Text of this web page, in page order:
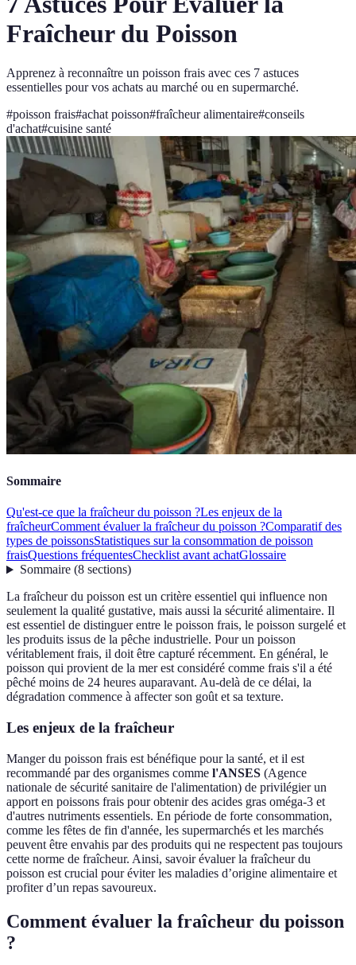
Fraîcheur du Poisson
Apprenez à reconnaître un poisson frais avec ces 7 astuces
essentielles pour vos achats au marché ou en supermarché.
#poisson frais#achat poisson#fraîcheur alimentaire#conseils
d'achat#cuisine santé
Sommaire
Qu'est-ce que la fraîcheur du poisson ?Les enjeux de la
fraîcheurComment évaluer la fraîcheur du poisson ?Comparatif des
types de poissonsStatistiques sur la consommation de poisson
fraisQuestions fréquentesChecklist avant achatGlossaire
Sommaire(8 sections)
La fraîcheur du poisson est un critère essentiel qui influence non
seulement la qualité gustative, mais aussi la sécurité alimentaire. Il
est essentiel de distinguer entre le poisson frais, le poisson surgelé et
les produits issus de la pêche industrielle. Pour un poisson
véritablement frais, il doit être capturé récemment. En général, le
poisson qui provient de la mer est considéré comme frais s'il a été
pêché moins de 24 heures auparavant. Au-delà de ce délai, la
dégradation commence à affecter son goût et sa texture.
Les enjeux de la fraîcheur
Manger du poisson frais est bénéfique pour la santé, et il est
recommandé par des organismes comme l'ANSES (Agence
nationale de sécurité sanitaire de l'alimentation) de privilégier un
apport en poissons frais pour obtenir des acides gras oméga-3 et
d'autres nutriments essentiels. En période de forte consommation,
comme les fêtes de fin d'année, les supermarchés et les marchés
peuvent être envahis par des produits qui ne respectent pas toujours
cette norme de fraîcheur. Ainsi, savoir évaluer la fraîcheur du
poisson est crucial pour éviter les maladies d’origine alimentaire et
profiter d’un repas savoureux.
Comment évaluer la fraîcheur du poisson
?